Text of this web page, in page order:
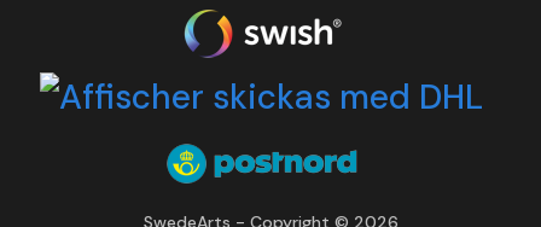
SwedeArts - Copyright © 2026